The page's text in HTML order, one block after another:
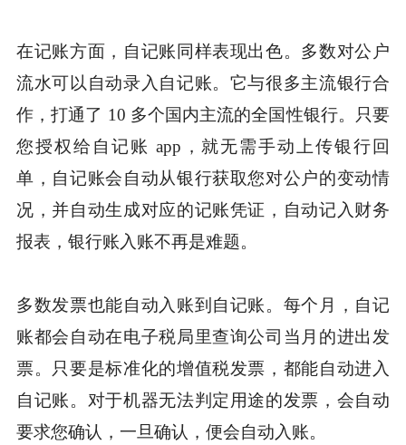
在记账方面，自记账同样表现出色。多数对公户
流水可以自动录入自记账。它与很多主流银行合
作，打通了 10 多个国内主流的全国性银行。只要
您授权给自记账 app，就无需手动上传银行回
单，自记账会自动从银行获取您对公户的变动情
况，并自动生成对应的记账凭证，自动记入财务
报表，银行账入账不再是难题。
多数发票也能自动入账到自记账。每个月，自记
账都会自动在电子税局里查询公司当月的进出发
票。只要是标准化的增值税发票，都能自动进入
自记账。对于机器无法判定用途的发票，会自动
要求您确认，一旦确认，便会自动入账。